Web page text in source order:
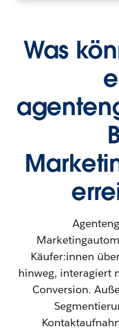
Was
Käufer:innen
hinweg, interagiert
Conversion.